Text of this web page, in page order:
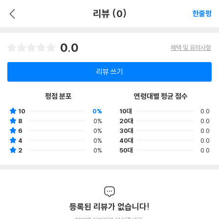
리뷰 (0) 한줄평
0.0 혜택 및 유의사항
리뷰 쓰기
평점 분포
10
0%
8
0%
6
0%
4
0%
2
0%
연령대별 평균 점수
10대
0.0
20대
0.0
30대
0.0
40대
0.0
50대
0.0
등록된 리뷰가 없습니다!